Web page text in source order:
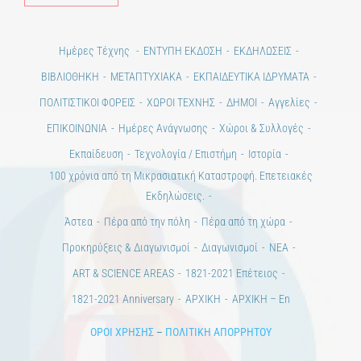
Ημέρες Τέχνης ΕΝΤΥΠΗ ΕΚΔΟΣΗ
ΕΚΔΗΛΩΣΕΙΣ
ΒΙΒΛΙΟΘΗΚΗ
ΜΕΤΑΠΤΥΧΙΑΚΑ
ΕΚΠΑΙΔΕΥΤΙΚΑ ΙΔΡΥΜΑΤΑ
ΠΟΛΙΤΙΣΤΙΚΟΙ ΦΟΡΕΙΣ
ΧΩΡΟΙ ΤΕΧΝΗΣ ΔΗΜΟΙ
Αγγελίες
ΕΠΙΚΟΙΝΩΝΙΑ
Ημέρες Ανάγνωσης
Χώροι & Συλλογές
Εκπαίδευση
Τεχνολογία / Επιστήμη
Ιστορία
100 χρόνια από τη Μικρασιατική Καταστροφή. Επετειακές
Εκδηλώσεις.
Άστεα
Πέρα από την πόλη
Πέρα από τη χώρα
Προκηρύξεις & Διαγωνισμοί
Διαγωνισμοί
ΝΕΑ
ART & SCIENCE AREAS
1821-2021 Επέτειος
1821-2021 Anniversary
ΑΡΧΙΚΗ ΑΡΧΙΚΗ – En
ΟΡΟΙ ΧΡΗΣΗΣ– ΠΟΛΙΤΙΚΗ ΑΠΟΡΡΗΤΟΥ